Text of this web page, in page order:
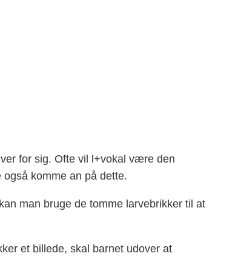
for sig. Ofte vil l+vokal være den
komme an på dette.
man bruge de tomme larvebrikker til at
et billede, skal barnet udover at